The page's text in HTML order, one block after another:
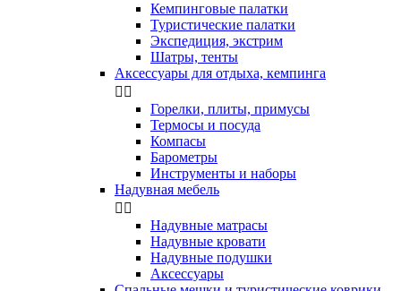
Кемпинговые палатки
Туристические палатки
Экспедиция, экстрим
Шатры, тенты
Аксессуары для отдыха, кемпинга
 
Горелки, плиты, примусы
Термосы и посуда
Компасы
Бapoмeтpы
Инструменты и наборы
Надувная мебель
 
Надувные матрасы
Надувные кровати
Надувные подушки
Аксессуары